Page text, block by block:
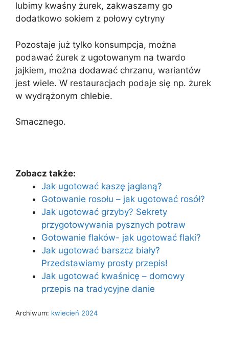
lubimy kwaśny żurek, zakwaszamy go
dodatkowo sokiem z połowy cytryny
Pozostaje już tylko konsumpcja, można
podawać żurek z ugotowanym na twardo
jajkiem, można dodawać chrzanu, wariantów
jest wiele. W restauracjach podaje się np. żurek
w wydrążonym chlebie.
Smacznego.
Zobacz także:
Jak ugotować kaszę jaglaną?
Gotowanie rosołu – jak ugotować rosół?
Jak ugotować grzyby? Sekrety
przygotowywania pysznych potraw
Gotowanie flaków- jak ugotować flaki?
Jak ugotować barszcz biały?
Przedstawiamy prosty przepis!
Jak ugotować kwaśnicę – domowy
przepis na tradycyjne danie
Archiwum: kwiecień 2024